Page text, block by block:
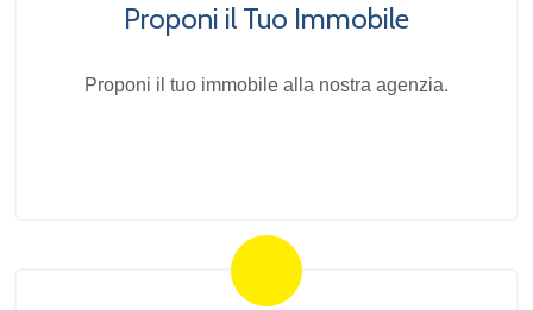
Proponi il Tuo Immobile
Proponi il tuo immobile alla nostra agenzia.